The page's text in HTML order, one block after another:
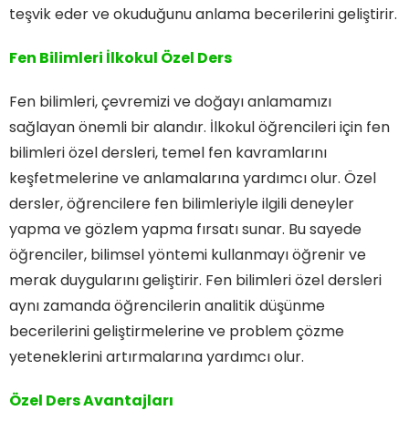
teşvik eder ve okuduğunu anlama becerilerini geliştirir.
Fen Bilimleri İlkokul Özel Ders
Fen bilimleri, çevremizi ve doğayı anlamamızı
sağlayan önemli bir alandır. İlkokul öğrencileri için fen
bilimleri özel dersleri, temel fen kavramlarını
keşfetmelerine ve anlamalarına yardımcı olur. Özel
dersler, öğrencilere fen bilimleriyle ilgili deneyler
yapma ve gözlem yapma fırsatı sunar. Bu sayede
öğrenciler, bilimsel yöntemi kullanmayı öğrenir ve
merak duygularını geliştirir. Fen bilimleri özel dersleri
aynı zamanda öğrencilerin analitik düşünme
becerilerini geliştirmelerine ve problem çözme
yeteneklerini artırmalarına yardımcı olur.
Özel Ders Avantajları